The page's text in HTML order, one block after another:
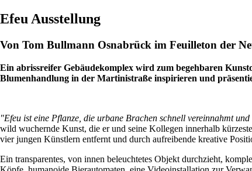
Efeu Ausstellung
Von Tom Bullmann Osnabrück im Feuilleton der
Ein abrissreifer Gebäudekomplex wird zum begehbaren
Blumenhandlung in der Martinistraße inspirieren und
"Efeu ist eine Pflanze, die urbane Brachen schnell vereinnahmt
wild wuchernde Kunst, die er und seine Kollegen innerhalb
vier jungen Künstlern entfernt und durch aufreibende kreative
Ein transparentes, von innen beleuchtetes Objekt durchzieht,